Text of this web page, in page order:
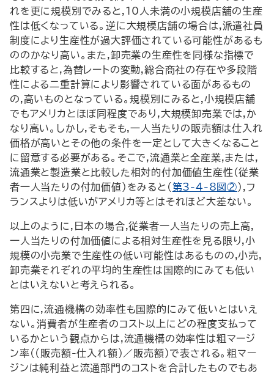
れを更に規模別でみると,10人未満の小規模店舗の生産
性は低くなっている。逆に大規模店舗の場合は,派遣社員
制度により生産性が過大評価されている可能性があるも
ののかなり高い。また,卸売業の生産性を同様な指標で
比較すると,為替レートの変動,総合商社の存在や多段階
性による二重計算により影響されている面があるもの
の,高いものとなっている。規模別にみると,小規模店舗
でもアメリカとほぼ同程度であり,大規模卸売業では,か
なり高い。しかし,そもそも,一人当たりの販売額は仕入れ
価格が高いとその他の条件を一定として大きくなること
に留意する必要がある。そこで,流通業と全産業,または,
流通業と製造業と比較した相対的付加価値生産性(従業
者一人当たりの付加価値)をみると( 第3-4-8図②),フ
ランスよりは低いがアメリカ等とはそれほど大差ない。
以上のように,日本の場合,従業者一人当たりの売上高,
一人当たりの付加価値による相対生産性を見る限り,小
規模の小売業で生産性の低い可能性はあるものの,小売,
卸売業それぞれの平均的生産性は国際的にみても低い
とはいえないと考えられる。
第四に,流通機構の効率性も国際的にみて低いとはいえ
ない。消費者が生産者のコスト以上にどの程度支払って
いるかという観点からは,流通機構の効率性は粗マージ
ン率((販売額-仕入れ額)／販売額)で表される。粗マー
ジンは純利益と流通部門のコストを合計したものでもあ